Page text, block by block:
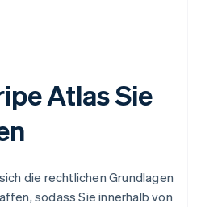
Atlas Sie
die rechtlichen Grundlagen
sodass Sie innerhalb von